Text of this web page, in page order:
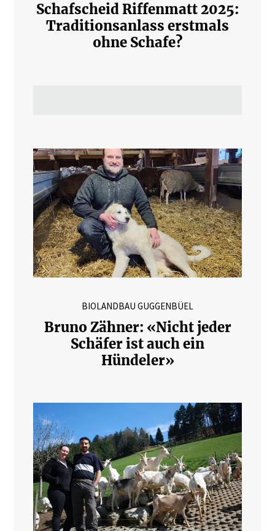
Schafscheid Riffenmatt 2025:
Traditionsanlass erstmals
ohne Schafe?
BIOLANDBAU GUGGENBÜEL
Bruno Zähner: «Nicht jeder
Schäfer ist auch ein
Hündeler»